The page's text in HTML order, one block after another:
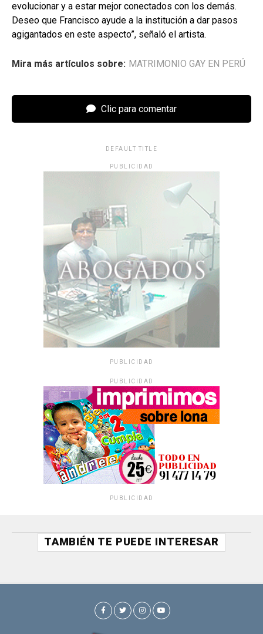
evolucionar y a estar mejor conectados con los demás.
Deseo que Francisco ayude a la institución a dar pasos
agigantados en este aspecto”, señaló el artista.
Mira más artículos sobre: MATRIMONIO GAY EN PERÚ
Clic para comentar
DEFAULT TITLE
PUBLICIDAD
PUBLICIDAD
PUBLICIDAD
PUBLICIDAD
TAMBIÉN TE PUEDE INTERESAR